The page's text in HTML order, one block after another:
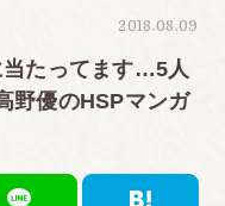
2018.08.09
当たってます…5人
野優のHSPマンガ